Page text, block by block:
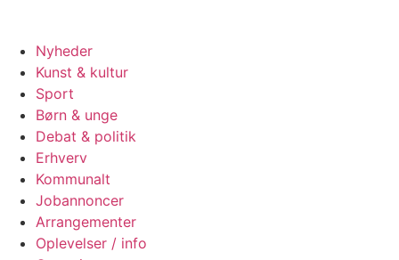
Nyheder
Kunst & kultur
Sport
Børn & unge
Debat & politik
Erhverv
Kommunalt
Jobannoncer
Arrangementer
Oplevelser / info